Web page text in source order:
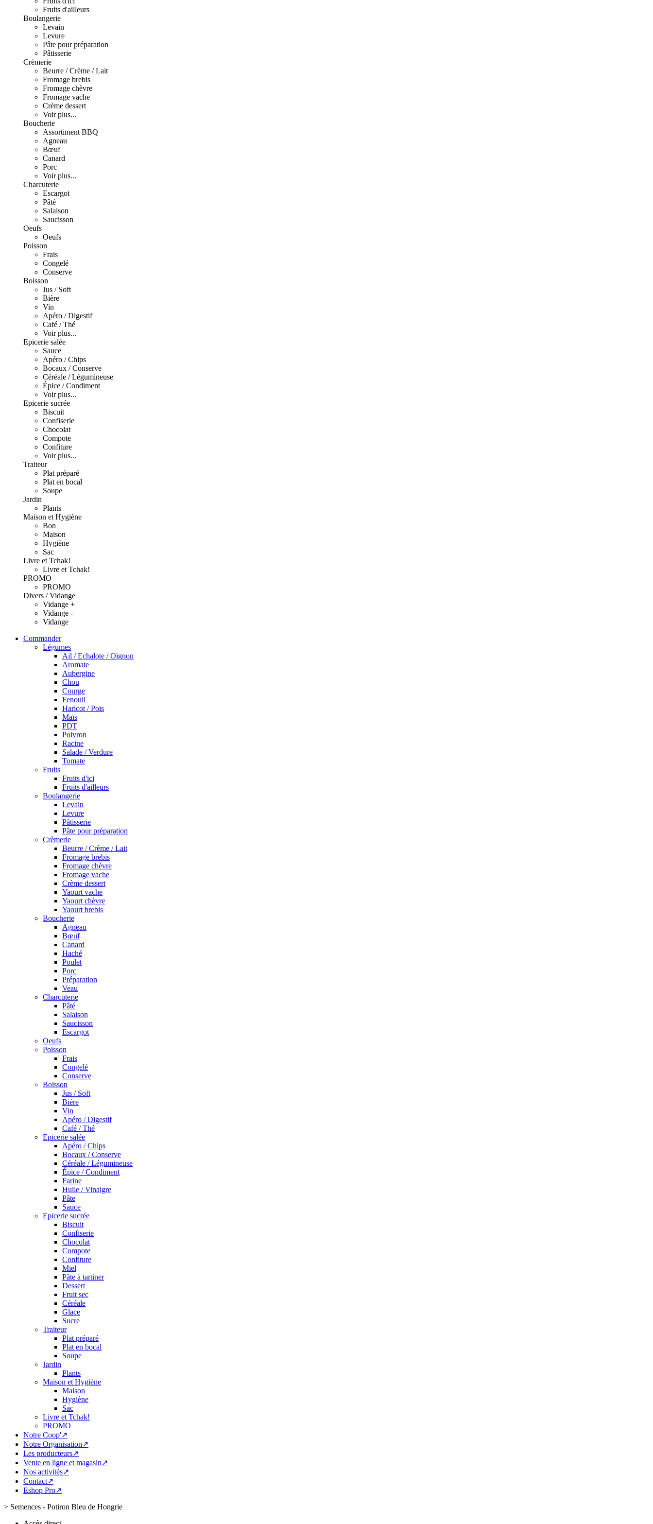
Fruits d'ailleurs
Boulangerie
Levain
Levure
Pâte pour préparation
Pâtisserie
Crèmerie
Beurre / Crème / Lait
Fromage brebis
Fromage chèvre
Fromage vache
Crème dessert
Voir plus...
Boucherie
Assortiment BBQ
Agneau
Bœuf
Canard
Porc
Voir plus...
Charcuterie
Escargot
Pâté
Salaison
Saucisson
Oeufs
Oeufs
Poisson
Frais
Congelé
Conserve
Boisson
Jus / Soft
Bière
Vin
Apéro / Digestif
Café / Thé
Voir plus...
Epicerie salée
Sauce
Apéro / Chips
Bocaux / Conserve
Céréale / Légumineuse
Épice / Condiment
Voir plus...
Epicerie sucrée
Biscuit
Confiserie
Chocolat
Compote
Confiture
Voir plus...
Traiteur
Plat préparé
Plat en bocal
Soupe
Jardin
Plants
Maison et Hygiène
Bon
Maison
Hygiène
Sac
Livre et Tchak!
Livre et Tchak!
PROMO
PROMO
Divers / Vidange
Vidange +
Vidange -
Vidange
Commander
Légumes
Ail / Echalote / Oignon
Aromate
Aubergine
Chou
Courge
Fenouil
Haricot / Pois
Maïs
PDT
Poivron
Racine
Salade / Verdure
Tomate
Fruits
Fruits d'ici
Fruits d'ailleurs
Boulangerie
Levain
Levure
Pâtisserie
Pâte pour préparation
Crèmerie
Beurre / Crème / Lait
Fromage brebis
Fromage chèvre
Fromage vache
Crème dessert
Yaourt vache
Yaourt chèvre
Yaourt brebis
Boucherie
Agneau
Bœuf
Canard
Haché
Poulet
Porc
Préparation
Veau
Charcuterie
Pâté
Salaison
Saucisson
Escargot
Oeufs
Poisson
Frais
Congelé
Conserve
Boisson
Jus / Soft
Bière
Vin
Apéro / Digestif
Café / Thé
Epicerie salée
Apéro / Chips
Bocaux / Conserve
Céréale / Légumineuse
Épice / Condiment
Farine
Huile / Vinaigre
Pâte
Sauce
Epicerie sucrée
Biscuit
Confiserie
Chocolat
Compote
Confiture
Miel
Pâte à tartiner
Dessert
Fruit sec
Céréale
Glace
Sucre
Traiteur
Plat préparé
Plat en bocal
Soupe
Jardin
Plants
Maison et Hygiène
Maison
Hygiène
Sac
Livre et Tchak!
PROMO
Notre Coop'↗
Notre Organisation↗
Les producteurs↗
Vente en ligne et magasin↗
Nos activités↗
Contact↗
Eshop Pro↗
> Semences - Potiron Bleu de Hongrie